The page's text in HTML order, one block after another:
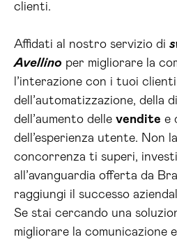
clienti.
Affidati al nostro servizio di
Avellino per migliorare la
l’interazione con i tuoi
dell’automatizzazione, della
dell’aumento delle vendite e
dell’esperienza utente. Non
concorrenza ti superi,
all’avanguardia offerta da
raggiungi il successo
Se stai cercando una
migliorare la comunicazione